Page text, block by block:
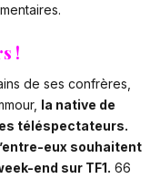
!
de ses confrères,
, la native de
téléspectateurs.
eux souhaitent
end sur TF1. 66